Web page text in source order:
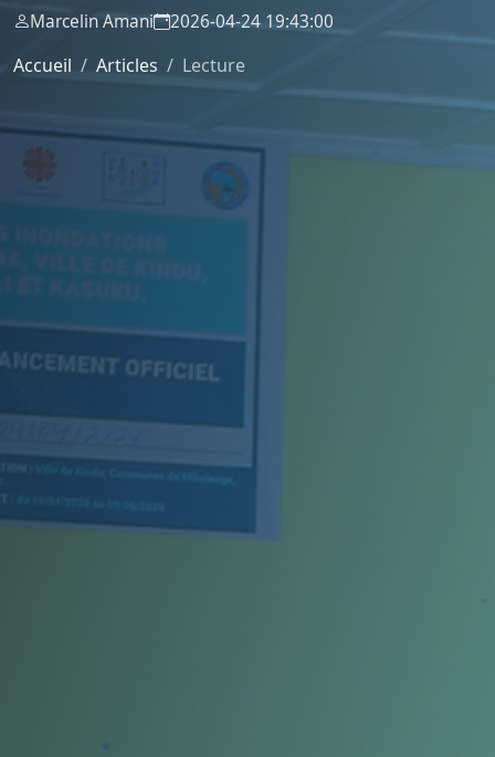
Marcelin Amani 2026-04-24 19:43:00
Accueil Articles Lecture